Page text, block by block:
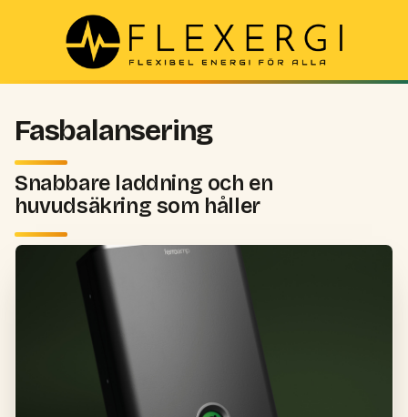
Fasbalansering
Snabbare laddning och en
huvudsäkring som håller